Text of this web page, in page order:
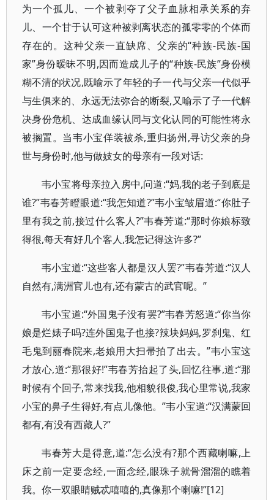
为一个孤儿、一个被剥夺了父子血脉相承关系的弃
儿、一个甘于认可这种被剥离状态的孤零零的个体而
存在的。这种父亲一直缺席、父亲的“种族-民族-国
家”身份暧昧不明,因而造成儿子的“种族-民族”身份模
糊不清的状况,既喻示了年轻的子一代与父亲一代似乎
与生俱来的、永远无法弥合的断裂,又喻示了子一代解
决身份危机、达成血缘认同与文化认同的可能性将永
被搁置。当韦小宝佯装被杀,重归扬州,寻访父亲的身
世与身份时,他与做妓女的母亲有一段对话:
韦小宝将母亲拉入房中,问道:“妈,我的老子到底是
谁?”韦春芳瞪眼道:“我怎知道?”韦小宝皱眉道:“你肚子
里有我之前,接过什么客人?”韦春芳道:“那时你娘标致
得很,每天有好几个客人,我怎记得这许多?”
韦小宝道:“这些客人都是汉人罢?”韦春芳道:“汉人
自然有,满洲官儿也有,还有蒙古的武官呢。”
韦小宝道:“外国鬼子没有罢?”韦春芳怒道:“你当你
娘是烂婊子吗?连外国鬼子也接?辣块妈妈,罗刹鬼、红
毛鬼到丽春院来,老娘用大扫帚拍了出去。”韦小宝这
才放心,道:“那很好!”韦春芳抬起了头,回忆往事,道:“那
时候有个回子,常来找我,他相貌很俊,我心里常说,我家
小宝的鼻子生得好,有点儿像他。”韦小宝道:“汉满蒙回
都有,有没有西藏人?”
韦春芳大是得意,道:“怎么没有?那个西藏喇嘛,上
床之前一定要念经,一面念经,眼珠子就骨溜溜的瞧着
我。你一双眼睛贼忒嘻嘻的,真像那个喇嘛!”[12]